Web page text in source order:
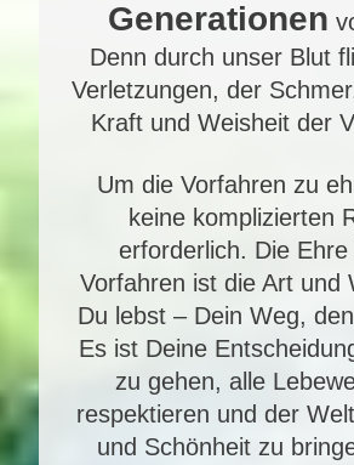
Generationen
Denn durch unser Blut
Verletzungen, der
Kraft und Weisheit der
Um die Vorfahren zu
keine komplizierten
erforderlich. Die Ehre
Vorfahren ist die Art und
Du lebst – Dein Weg,
Es ist Deine
zu gehen, alle
respektieren und der
und Schönheit zu